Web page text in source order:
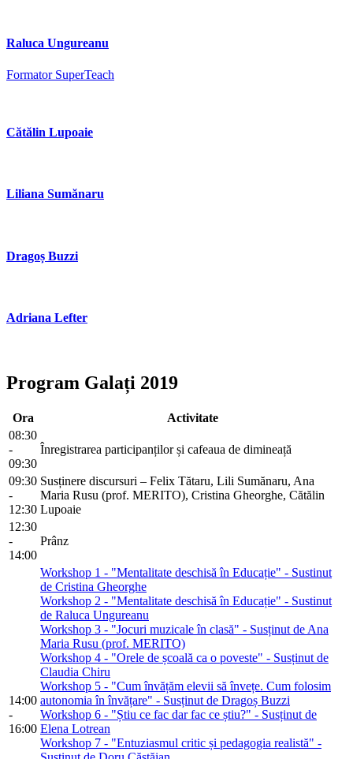
Raluca Ungureanu
Formator SuperTeach
Cătălin Lupoaie
Liliana Sumănaru
Dragoș Buzzi
Adriana Lefter
Program Galați 2019
Ora
Activitate
08:30
-
09:30
Înregistrarea participanților și cafeaua de dimineață
09:30
-
12:30
Susținere discursuri – Felix Tătaru, Lili Sumănaru, Ana
Maria Rusu (prof. MERITO), Cristina Gheorghe, Cătălin
Lupoaie
12:30
-
14:00
Prânz
14:00
-
16:00
Workshop 1 - "Mentalitate deschisă în Educație" - Sustinut
de Cristina Gheorghe
Workshop 2 - "Mentalitate deschisă în Educație" - Sustinut
de Raluca Ungureanu
Workshop 3 - "Jocuri muzicale în clasă" - Susținut de Ana
Maria Rusu (prof. MERITO)
Workshop 4 - "Orele de școală ca o poveste" - Susținut de
Claudia Chiru
Workshop 5 - "Cum învățăm elevii să învețe. Cum folosim
autonomia în învățare" - Susținut de Dragoș Buzzi
Workshop 6 - "Știu ce fac dar fac ce știu?" - Susținut de
Elena Lotrean
Workshop 7 - "Entuziasmul critic și pedagogia realistă" -